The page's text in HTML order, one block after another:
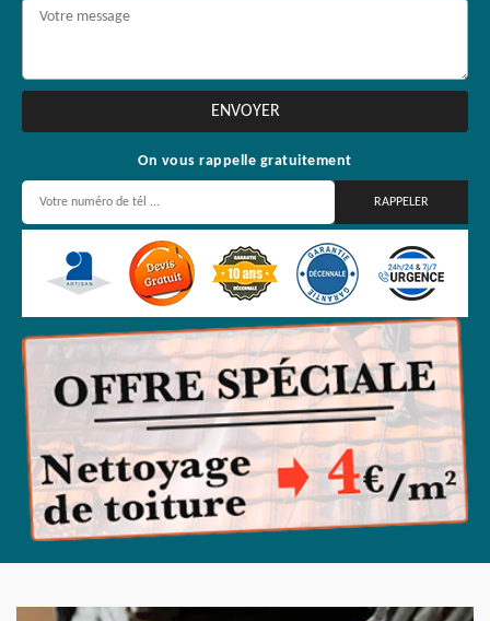
On vous rappelle gratuitement